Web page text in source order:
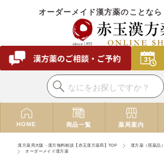
オーダーメイド漢方薬のことなら
HOME 商品一覧 薬局案内
漢方薬局大阪・漢方無料相談【赤玉漢方薬局】TOP 漢方薬（医薬品）
オーダーメイド漢方薬